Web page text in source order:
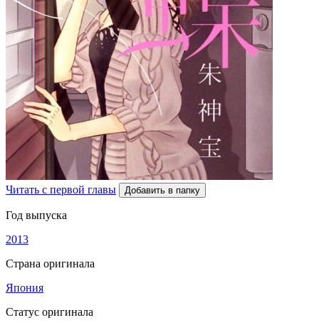
Читать с первой главы Добавить в папку
Год выпуска
2013
Страна оригинала
Япония
Статус оригинала